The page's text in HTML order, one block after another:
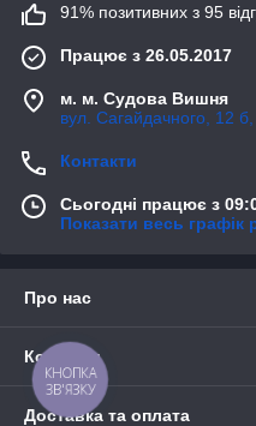
91% позитивних з 95
Працює з 26.05.2017
м. м. Судова Вишня
вул. Сагайдачного, 12
Контакти
Сьогодні працює з
Показати весь графік
Про нас
Контакти
Доставка та оплата
КНОПКА
ЗВ'ЯЗКУ